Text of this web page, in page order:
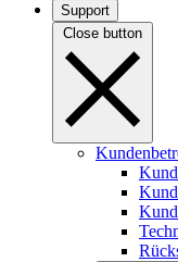
Support
Close button